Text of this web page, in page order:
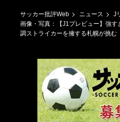
サッカー批評Web ニュース
J
画像・写真：【J1プレビュー】強
調ストライカーを擁する札幌が挑む